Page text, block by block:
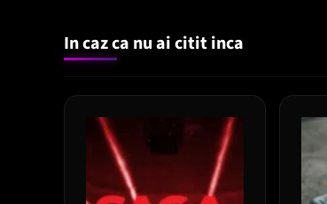
In caz ca nu ai citit inca